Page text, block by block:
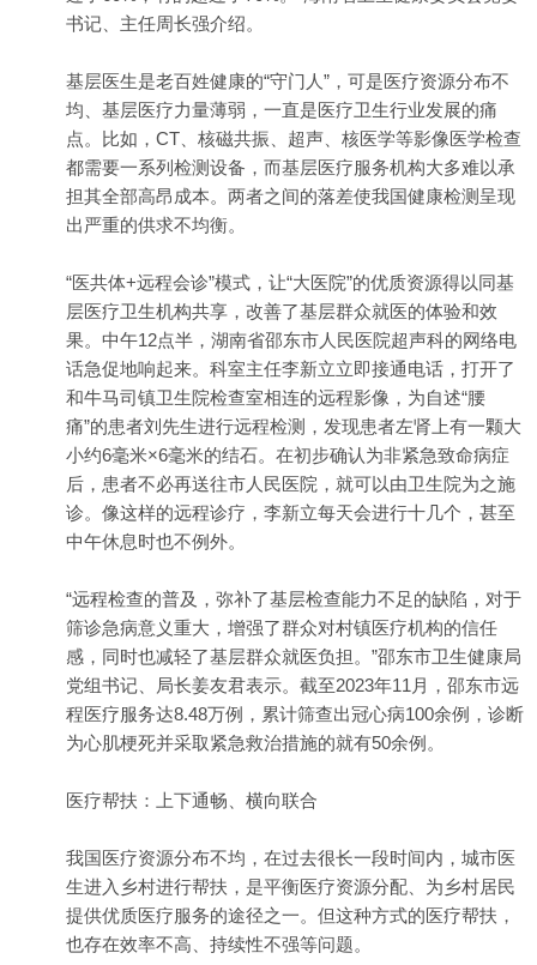
书记、主任周长强介绍。
基层医生是老百姓健康的“守门人”，可是医疗资源分布不
均、基层医疗力量薄弱，一直是医疗卫生行业发展的痛
点。比如，CT、核磁共振、超声、核医学等影像医学检查
都需要一系列检测设备，而基层医疗服务机构大多难以承
担其全部高昂成本。两者之间的落差使我国健康检测呈现
出严重的供求不均衡。
“医共体+远程会诊”模式，让“大医院”的优质资源得以同基
层医疗卫生机构共享，改善了基层群众就医的体验和效
果。中午12点半，湖南省邵东市人民医院超声科的网络电
话急促地响起来。科室主任李新立立即接通电话，打开了
和牛马司镇卫生院检查室相连的远程影像，为自述“腰
痛”的患者刘先生进行远程检测，发现患者左肾上有一颗大
小约6毫米×6毫米的结石。在初步确认为非紧急致命病症
后，患者不必再送往市人民医院，就可以由卫生院为之施
诊。像这样的远程诊疗，李新立每天会进行十几个，甚至
中午休息时也不例外。
“远程检查的普及，弥补了基层检查能力不足的缺陷，对于
筛诊急病意义重大，增强了群众对村镇医疗机构的信任
感，同时也减轻了基层群众就医负担。”邵东市卫生健康局
党组书记、局长姜友君表示。截至2023年11月，邵东市远
程医疗服务达8.48万例，累计筛查出冠心病100余例，诊断
为心肌梗死并采取紧急救治措施的就有50余例。
医疗帮扶：上下通畅、横向联合
我国医疗资源分布不均，在过去很长一段时间内，城市医
生进入乡村进行帮扶，是平衡医疗资源分配、为乡村居民
提供优质医疗服务的途径之一。但这种方式的医疗帮扶，
也存在效率不高、持续性不强等问题。